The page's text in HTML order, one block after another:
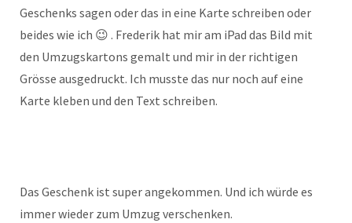
Geschenks sagen oder das in eine Karte schreiben oder
beides wie ich 😉 . Frederik hat mir am iPad das Bild mit
den Umzugskartons gemalt und mir in der richtigen
Grösse ausgedruckt. Ich musste das nur noch auf eine
Karte kleben und den Text schreiben.
Das Geschenk ist super angekommen. Und ich würde es
immer wieder zum Umzug verschenken.